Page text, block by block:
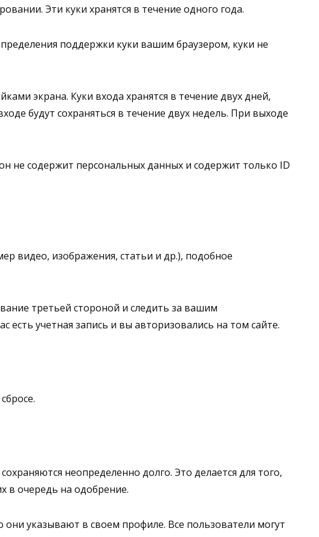
Эти куки хранятся в течение одного года.
поддержки куки вашим браузером, куки не
экрана. Куки входа хранятся в течение двух дней,
будут сохраняться в течение двух недель. При выходе
не содержит персональных данных и содержит только ID
видео, изображения, статьи и др.), подобное
третьей стороной и следить за вашим
учетная запись и вы авторизовались на том сайте.
неопределенно долго. Это делается для того,
в очередь на одобрение.
указывают в своем профиле. Все пользователи могут